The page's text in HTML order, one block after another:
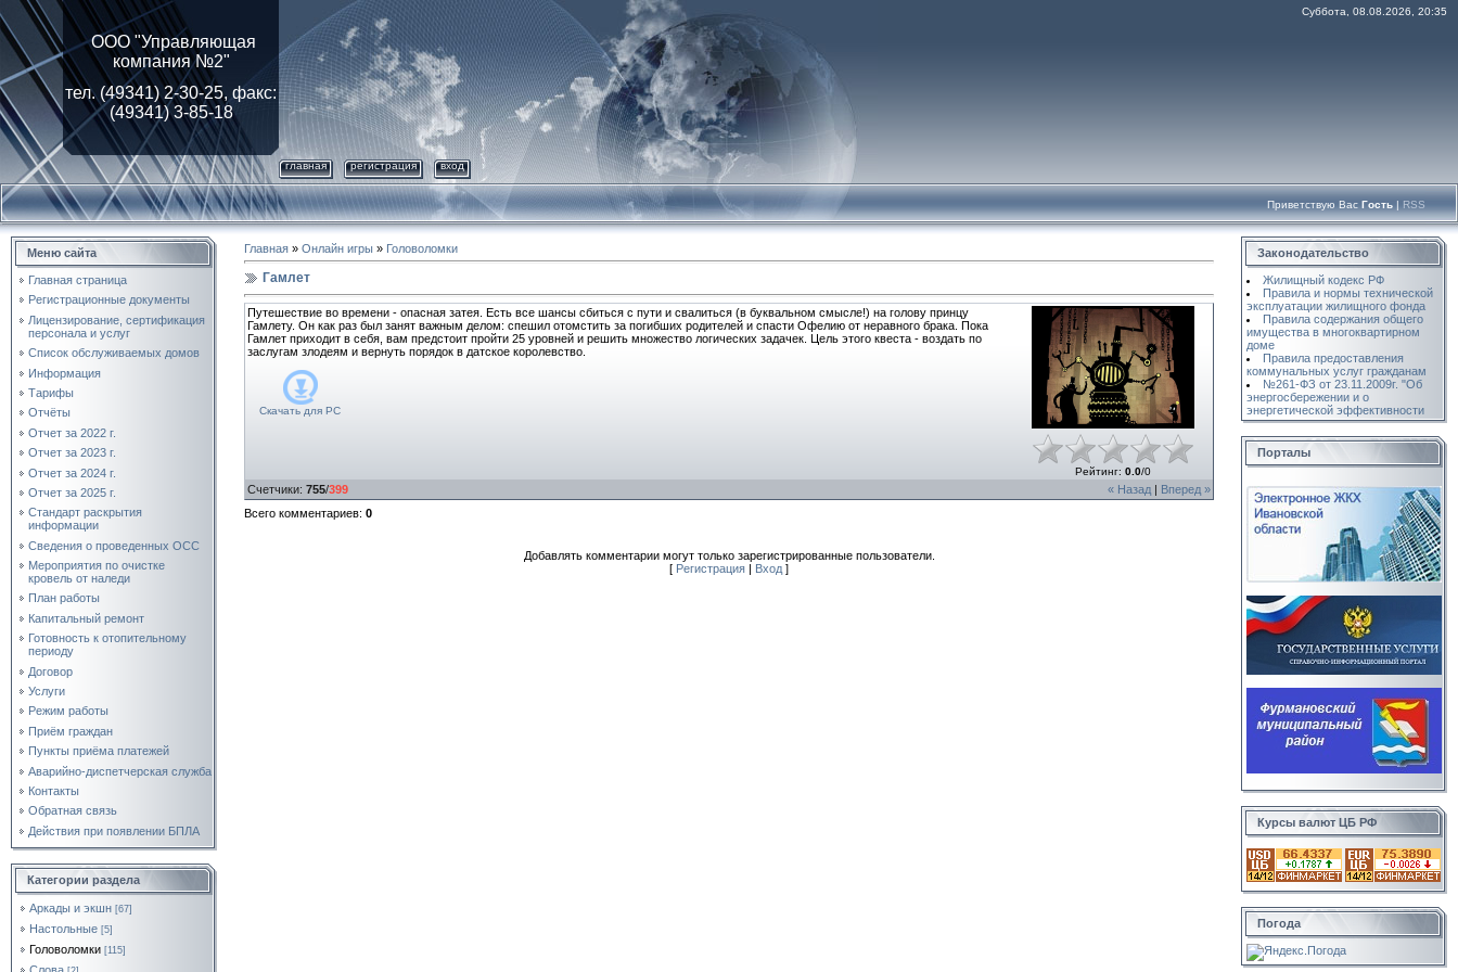
ООО "Управляющая
компания №2"
тел. (49341) 2-30-25, факс:
(49341) 3-85-18
Суббота, 08.08.2026, 20:35
главная регистрация вход
Приветствую Вас Гость | RSS
Меню сайта
Главная страница
Регистрационные документы
Лицензирование, cертификация
персонала и услуг
Список обслуживаемых домов
Информация
Тарифы
Отчёты
Отчет за 2022 г.
Отчет за 2023 г.
Отчет за 2024 г.
Отчет за 2025 г.
Стандарт раскрытия
информации
Сведения о проведенных ОСС
Мероприятия по очистке
кровель от наледи
План работы
Капитальный ремонт
Готовность к отопительному
периоду
Договор
Услуги
Режим работы
Приём граждан
Пункты приёма платежей
Аварийно-диспетчерская служба
Контакты
Обратная связь
Действия при появлении БПЛА
Категории раздела
Аркады и экшн [67]
Настольные [5]
Головоломки [115]
Главная » Онлайн игры » Головоломки
Гамлет
Путешествие во времени - опасная затея. Есть все шансы сбиться с пути и свалиться (в буквальном смысле!) на голову принцу
Гамлету. Он как раз был занят важным делом: спешил отомстить за погибших родителей и спасти Офелию от неравного брака. Пока
Гамлет приходит в себя, вам предстоит пройти 25 уровней и решить множество логических задачек. Цель этого квеста - воздать по
заслугам злодеям и вернуть порядок в датское королевство.
Скачать для PC
Рейтинг: 0.0/0
« Назад Вперед »
Счетчики: 755/399
Всего комментариев: 0
Добавлять комментарии могут только зарегистрированные пользователи.
[ Регистрация Вход ]
Законодательство
Жилищный кодекс РФ
Правила и нормы технической
эксплуатации жилищного фонда
Правила содержания общего
имущества в многоквартирном
доме
Правила предоставления
коммунальных услуг гражданам
№261-ФЗ от 23.11.2009г. "Об
энергосбережении и о
энергетической эффективности
Порталы
Курсы валют ЦБ РФ
Погода